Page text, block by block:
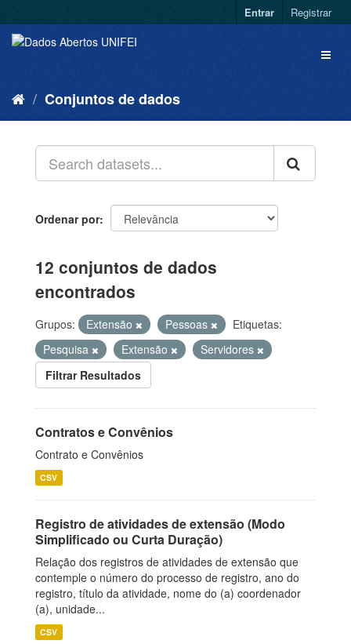
Entrar Registrar
Conjuntos de dados
Ordenar por
12 conjuntos de dados
encontrados
Grupos: Extensão Pessoas
Etiquetas:
Pesquisa
Extensão
Servidores
Filtrar Resultados
Contratos e Convênios
Contrato e Convênios
CSV
Registro de atividades de extensão (Modo
Simplificado ou Curta Duração)
Relação dos registros de atividades de extensão que
contemple o número do processo de registro, ano do
registro, título da atividade, nome do (a) coordenador
(a), unidade...
CSV